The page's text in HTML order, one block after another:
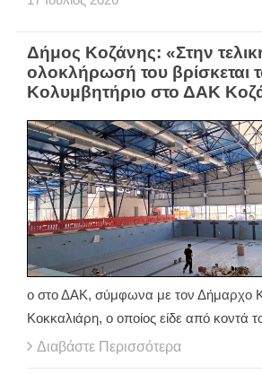
Δήμος Κοζάνης: «Στην
ολοκλήρωσή του βρίσκεται
Κολυμβητήριο στο ΔΑΚ
ο στο ΔΑΚ, σύμφωνα με τον Δήμαρχο
Κοκκαλιάρη, ο οποίος είδε από κοντά
Διαβάστε Περισσότερα